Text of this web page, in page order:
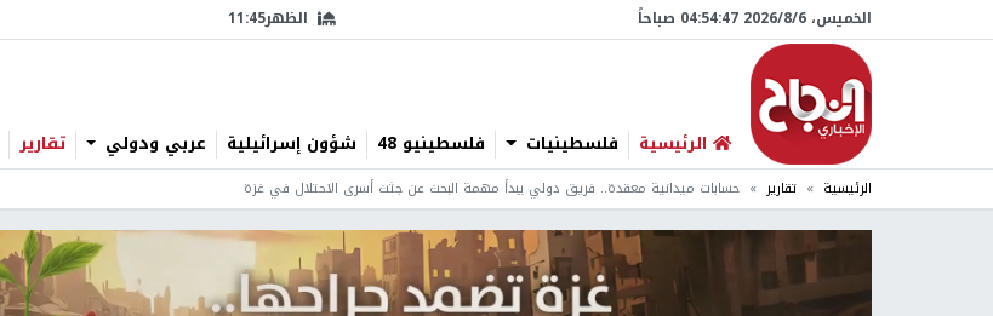
الخميس، 6/‏8/‏2026 04:54:48 صباحاً الظهر11:45
الرئيسية فلسطينيات فلسطينيو 48 شؤون إسرائيلية عربي ودولي تقارير
الرئيسية تقارير حسابات ميدانية معقدة.. فريق دولي يبدأ مهمة البحث عن جثث أسرى الاحتلال في غزة